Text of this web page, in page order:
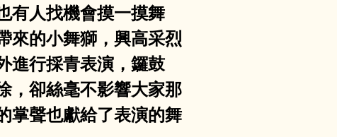
有人找機會摸一摸舞
來的小舞獅，興高采烈
進行採青表演，鑼鼓
，卻絲毫不影響大家那
掌聲也獻給了表演的舞